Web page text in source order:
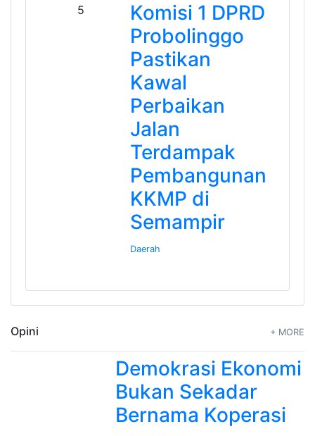
5
Komisi 1 DPRD
Probolinggo
Pastikan
Kawal
Perbaikan
Jalan
Terdampak
Pembangunan
KKMP di
Semampir
Daerah
Opini + MORE
Demokrasi Ekonomi
Bukan Sekadar
Bernama Koperasi